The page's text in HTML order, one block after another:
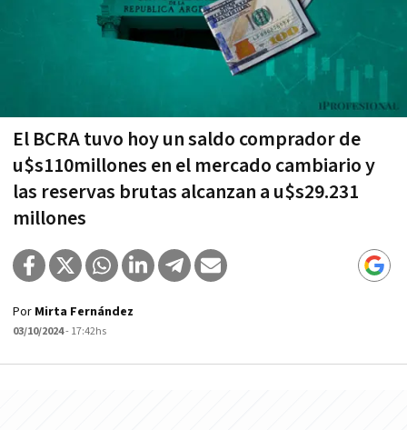
El BCRA tuvo hoy un saldo comprador de
u$s110millones en el mercado cambiario y
las reservas brutas alcanzan a u$s29.231
millones
Por Mirta Fernández
03/10/2024- 17:42hs